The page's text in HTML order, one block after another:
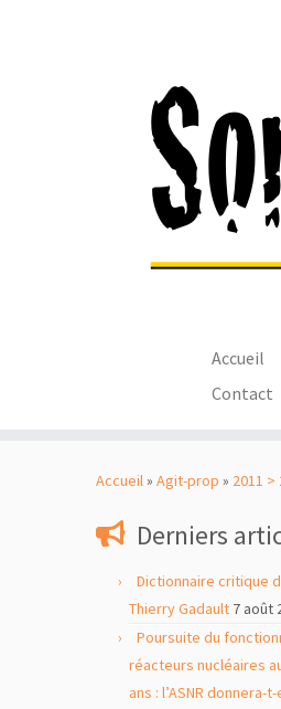
Accueil
Contact
Accueil» Agit-prop » 2011 >
Derniers
Dictionnaire critique
Thierry Gadault 7 août
Poursuite du
réacteurs nucléaires
ans : l’ASNR donnera-